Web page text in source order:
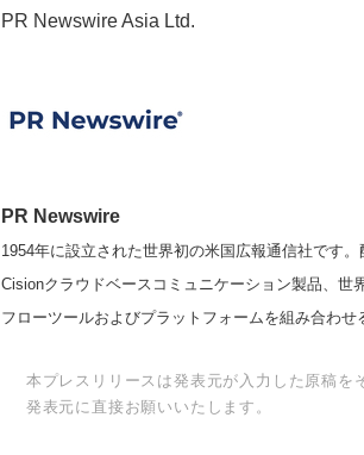
PR Newswire Asia Ltd.
PR Newswire
1954年に設立された世界初の米国広報通信社です
Cisionクラウドベースコミュニケーション製品、
フローツールおよびプラットフォームを組み合わ
本プレスリリースは発表元が入力した原稿
発表元に直接お願いいたします。